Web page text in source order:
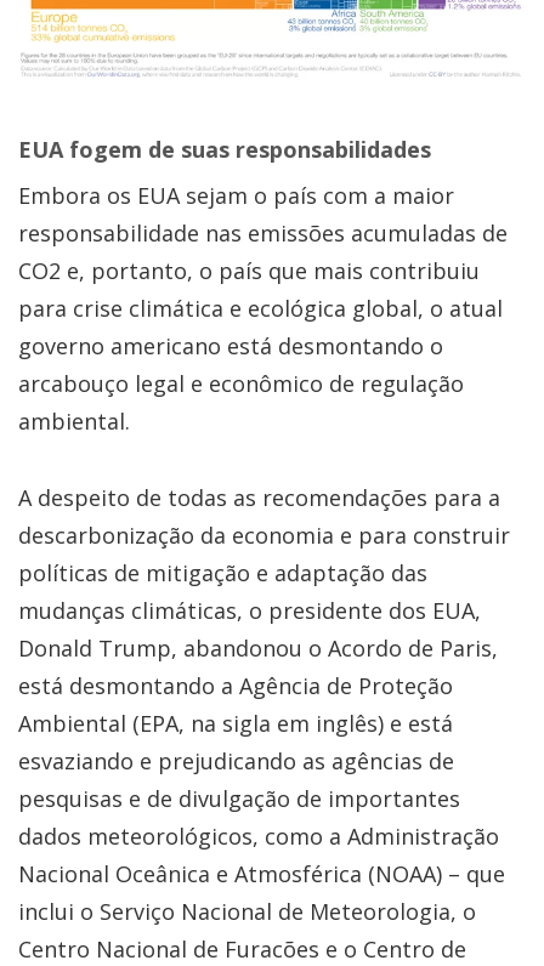
EUA fogem de suas responsabilidades
Embora os EUA sejam o país com a maior
responsabilidade nas emissões acumuladas de
CO2 e, portanto, o país que mais contribuiu
para crise climática e ecológica global, o atual
governo americano está desmontando o
arcabouço legal e econômico de regulação
ambiental.
A despeito de todas as recomendações para a
descarbonização da economia e para construir
políticas de mitigação e adaptação das
mudanças climáticas, o presidente dos EUA,
Donald Trump, abandonou o Acordo de Paris,
está desmontando a Agência de Proteção
Ambiental (EPA, na sigla em inglês) e está
esvaziando e prejudicando as agências de
pesquisas e de divulgação de importantes
dados meteorológicos, como a Administração
Nacional Oceânica e Atmosférica (NOAA) – que
inclui o Serviço Nacional de Meteorologia, o
Centro Nacional de Furacões e o Centro de